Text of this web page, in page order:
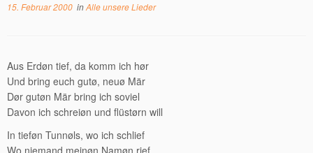
15. Februar 2000 inAlle unsere Lieder
Aus Erdøn tief, da komm ich hør
Und bring euch gutø, neuø Mär
Dør gutøn Mär bring ich soviel
Davon ich schreiøn und flüstørn will
In tieføn Tunnøls, wo ich schlief
Wo niemand meinøn Namøn rief